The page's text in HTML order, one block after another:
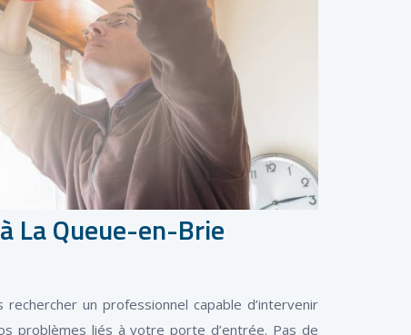
La Queue-en-Brie
un professionnel capable d’intervenir
problèmes liés à votre porte d’entrée. Pas de